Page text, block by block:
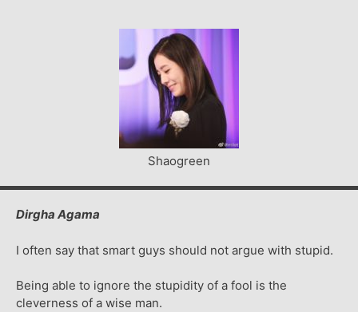
Shaogreen
Dirgha Agama
I often say that smart guys should not argue with stupid.
Being able to ignore the stupidity of a fool is the
cleverness of a wise man.